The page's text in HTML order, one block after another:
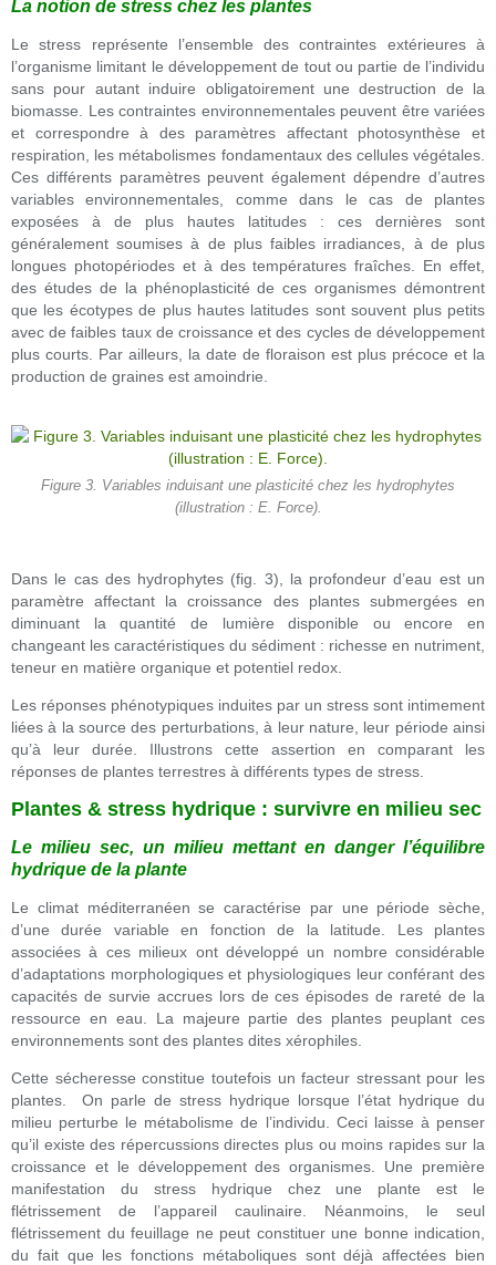
La notion de stress chez les plantes
Le stress représente l’ensemble des contraintes extérieures à
l’organisme limitant le développement de tout ou partie de l’individu
sans pour autant induire obligatoirement une destruction de la
biomasse. Les contraintes environnementales peuvent être variées
et correspondre à des paramètres affectant photosynthèse et
respiration, les métabolismes fondamentaux des cellules végétales.
Ces différents paramètres peuvent également dépendre d’autres
variables environnementales, comme dans le cas de plantes
exposées à de plus hautes latitudes : ces dernières sont
généralement soumises à de plus faibles irradiances, à de plus
longues photopériodes et à des températures fraîches. En effet,
des études de la phénoplasticité de ces organismes démontrent
que les écotypes de plus hautes latitudes sont souvent plus petits
avec de faibles taux de croissance et des cycles de développement
plus courts. Par ailleurs, la date de floraison est plus précoce et la
production de graines est amoindrie.
Figure 3. Variables induisant une plasticité chez les hydrophytes
(illustration : E. Force).
Dans le cas des hydrophytes (fig. 3), la profondeur d’eau est un
paramètre affectant la croissance des plantes submergées en
diminuant la quantité de lumière disponible ou encore en
changeant les caractéristiques du sédiment : richesse en nutriment,
teneur en matière organique et potentiel redox.
Les réponses phénotypiques induites par un stress sont intimement
liées à la source des perturbations, à leur nature, leur période ainsi
qu’à leur durée. Illustrons cette assertion en comparant les
réponses de plantes terrestres à différents types de stress.
Plantes & stress hydrique : survivre en milieu sec
Le milieu sec, un milieu mettant en danger l’équilibre
hydrique de la plante
Le climat méditerranéen se caractérise par une période sèche,
d’une durée variable en fonction de la latitude. Les plantes
associées à ces milieux ont développé un nombre considérable
d’adaptations morphologiques et physiologiques leur conférant des
capacités de survie accrues lors de ces épisodes de rareté de la
ressource en eau. La majeure partie des plantes peuplant ces
environnements sont des plantes dites xérophiles.
Cette sécheresse constitue toutefois un facteur stressant pour les
plantes. On parle de stress hydrique lorsque l’état hydrique du
milieu perturbe le métabolisme de l’individu. Ceci laisse à penser
qu’il existe des répercussions directes plus ou moins rapides sur la
croissance et le développement des organismes. Une première
manifestation du stress hydrique chez une plante est le
flétrissement de l’appareil caulinaire. Néanmoins, le seul
flétrissement du feuillage ne peut constituer une bonne indication,
du fait que les fonctions métaboliques sont déjà affectées bien